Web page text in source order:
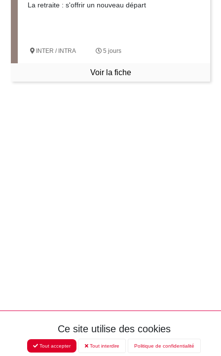
La retraite : s'offrir un nouveau départ
INTER / INTRA 5 jours
Voir la fiche
Ce site utilise des cookies
Tout accepter Tout interdire Politique de confidentialité